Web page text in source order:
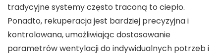
tradycyjne systemy często traconą to ciepło.
Ponadto, rekuperacja jest bardziej precyzyjna i
kontrolowana, umożliwiając dostosowanie
parametrów wentylacji do indywidualnych potrzeb i